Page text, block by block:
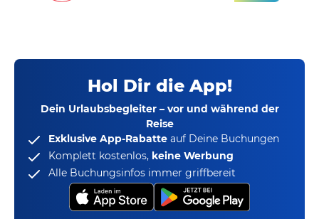
Hol Dir die App!
Dein Urlaubsbegleiter – vor und während der
Reise
Exklusive App-Rabatte auf Deine Buchungen
Komplett kostenlos, keine Werbung
Alle Buchungsinfos immer griffbereit